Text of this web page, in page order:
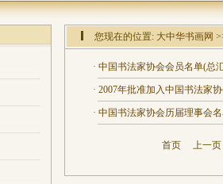
您现在的位置: 大中华书画网
· 中国书法家协会会员名单(总
· 2007年批准加入中国书法家
· 中国书法家协会历届理事会
首页 上一